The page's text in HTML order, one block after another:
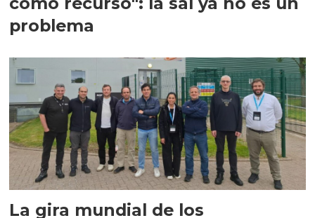
problema
La gira mundial de los